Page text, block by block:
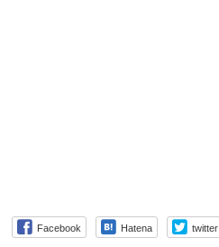
Facebook Hatena twitter